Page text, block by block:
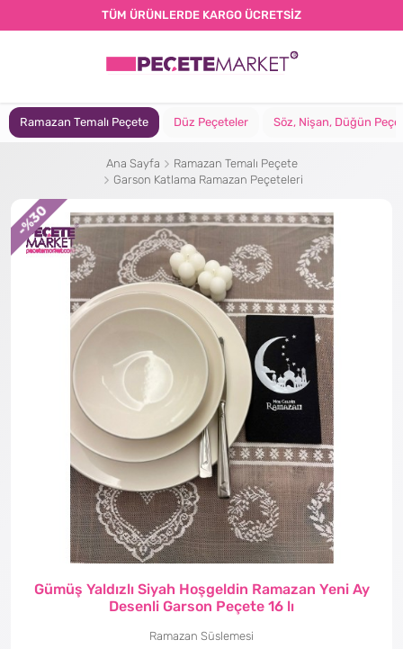
TÜM ÜRÜNLERDE KARGO ÜCRETSİZ
Ramazan Temalı Peçete Düz Peçeteler Söz, Nişan, Düğün
Ana Sayfa
Ramazan Temalı Peçete
Garson Katlama Ramazan Peçeteleri
Gümüş Yaldızlı Siyah Hoşgeldin Ramazan Yeni Ay
Desenli Garson Peçete 16 lı
Ramazan Süslemesi
-
%30